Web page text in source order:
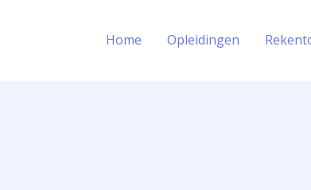
Home Opleidingen